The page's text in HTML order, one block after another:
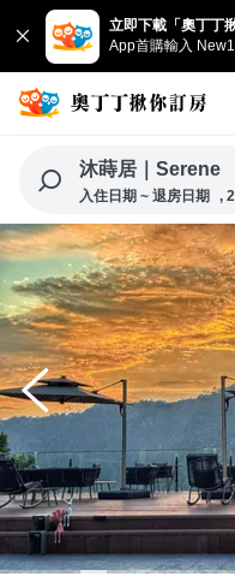
立即下載「奧丁丁
App首購輸入
沐蒔居｜Serene
入住日期 ~ 退房日期 ,